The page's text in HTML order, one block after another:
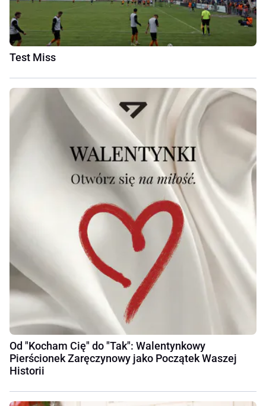
Test Miss
Od "Kocham Cię" do "Tak": Walentynkowy
Pierścionek Zaręczynowy jako Początek Waszej
Historii